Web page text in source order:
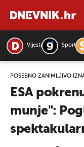
Vijesti Sport
POSEBNO ZANIMLJIVO
ESA
munje":
PRETRAŽITE VIJESTI